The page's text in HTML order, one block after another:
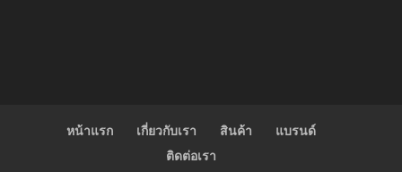
หน้าแรก เกี่ยวกับเรา สินค้า
แบรนด์
ติดต่อเรา